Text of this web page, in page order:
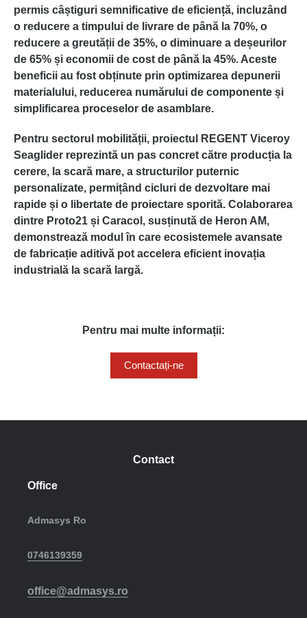
permis câștiguri semnificative de eficiență, incluzând
o reducere a timpului de livrare de până la 70%, o
reducere a greutății de 35%, o diminuare a deșeurilor
de 65% și economii de cost de până la 45%. Aceste
beneficii au fost obținute prin optimizarea depunerii
materialului, reducerea numărului de componente și
simplificarea proceselor de asamblare.
Pentru sectorul mobilității, proiectul REGENT Viceroy
Seaglider reprezintă un pas concret către producția la
cerere, la scară mare, a structurilor puternic
personalizate, permițând cicluri de dezvoltare mai
rapide și o libertate de proiectare sporită. Colaborarea
dintre Proto21 și Caracol, susținută de Heron AM,
demonstrează modul în care ecosistemele avansate
de fabricație aditivă pot accelera eficient inovația
industrială la scară largă.
Pentru mai multe informații:
Contactați-ne
Contact
Office
Admasys Ro
0746139359
office@admasys.ro